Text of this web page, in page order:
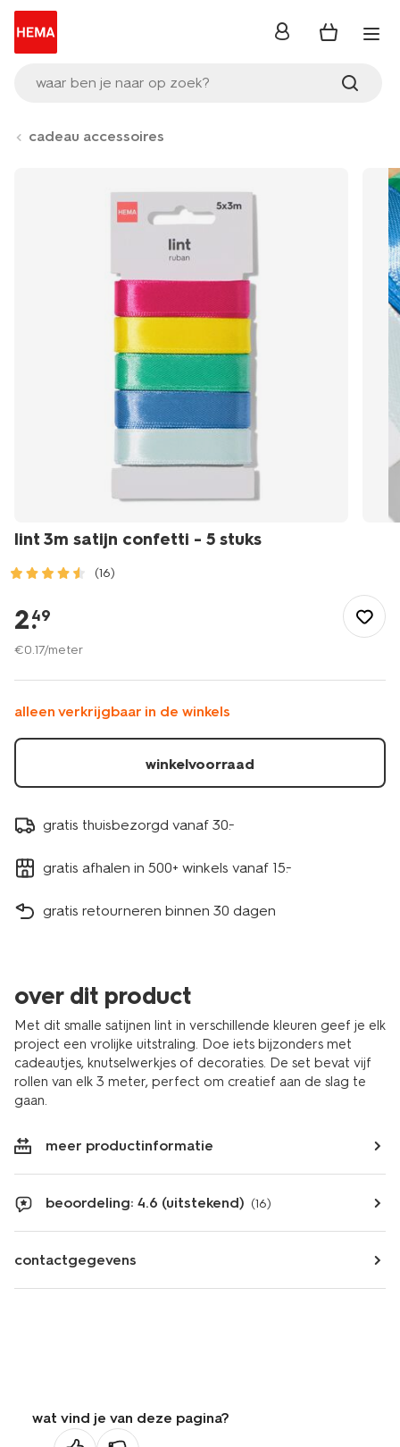
waar ben je naar op zoek?
inloggen
cadeau accessoires
lint 3m satijn confetti - 5 stuks
(16)
cadeau/inpakken/accessoires/lint-
3m-
satijn-
-
stuks-
14793312.html
2.
49
€0.17/meter
alleen verkrijgbaar in de winkels
winkelvoorraad
gratis thuisbezorgd vanaf 30.-
gratis afhalen in 500+ winkels vanaf 15.-
gratis retourneren binnen 30 dagen
over dit product
Met dit smalle satijnen lint in verschillende kleuren geef je elk
project een vrolijke uitstraling. Doe iets bijzonders met
cadeautjes, knutselwerkjes of decoraties. De set bevat vijf
rollen van elk 3 meter, perfect om creatief aan de slag te
gaan.
meer productinformatie
beoordeling: 4.6 (uitstekend) (16)
contactgegevens
wat vind je van deze pagina?